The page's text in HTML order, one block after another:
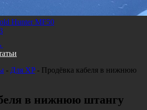
Hunter MF50
- Для XP- Продёвка кабеля в нижнюю
в нижнюю штангу